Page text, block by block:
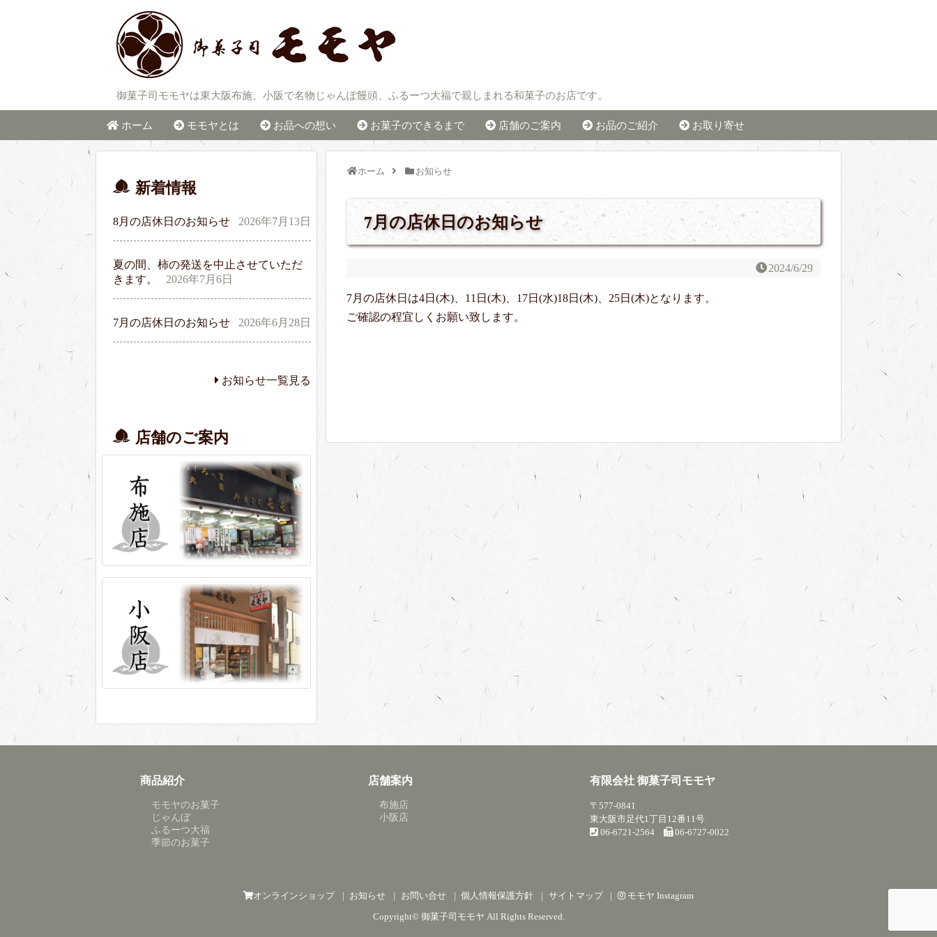
御菓子司モモヤは東大阪布施、小阪で名物じゃんぽ饅頭、ふるーつ大福で親しまれる和菓子のお店です。
ホーム モモヤとは お品への想い お菓子のできるまで 店舗のご案内 お品のご紹介 お取り寄せ
ホーム お知らせ
7月の店休日のお知らせ
2024/6/29
7月の店休日は4日(木)、11日(木)、17日(水)18日(木)、25日(木)となります。
ご確認の程宜しくお願い致します。
新着情報
8月の店休日のお知らせ 2026年7月13日
夏の間、柿の発送を中止させていただ
きます。
2026年7月6日
7月の店休日のお知らせ 2026年6月28日
お知らせ一覧見る
店舗のご案内
商品紹介
モモヤのお菓子
じゃんぼ
ふるーつ大福
季節のお菓子
店舗案内
布施店
小阪店
有限会社 御菓子司モモヤ
〒577-0841
東大阪市足代1丁目12番11号
06-6721-2564
06-6727-0022
オンラインショップ お知らせ お問い合せ 個人情報保護方針 サイトマップ モモヤ Instagram
Copyright© 御菓子司モモヤ All Rights Reserved.